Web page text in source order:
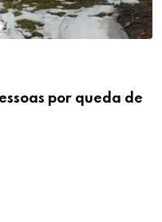
por queda de